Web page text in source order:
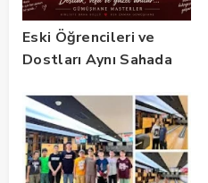
Eski Öğrencileri ve
Dostları Aynı Sahada
Unutulmadı